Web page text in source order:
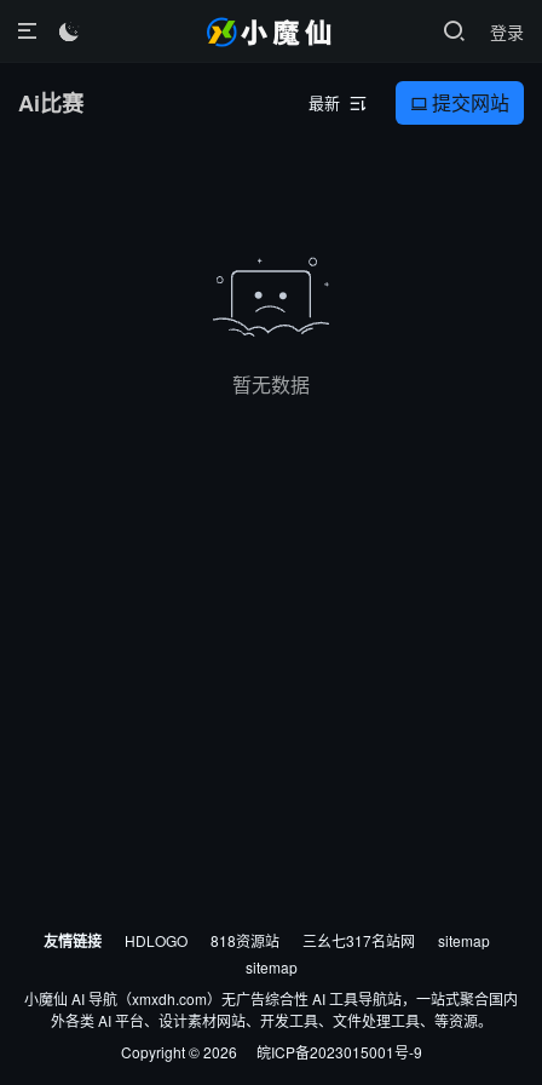
登录

Ai比赛 最新   提交网站
暂无数据
友情链接 HDLOGO 818资源站 三幺七317名站网
sitemap
sitemap
小魔仙 AI 导航（xmxdh.com）无广告综合性 AI 工具导航站，一站式聚合国内
外各类 AI 平台、设计素材网站、开发工具、文件处理工具、等资源。
Copyright © 2026
皖ICP备2023015001号-9